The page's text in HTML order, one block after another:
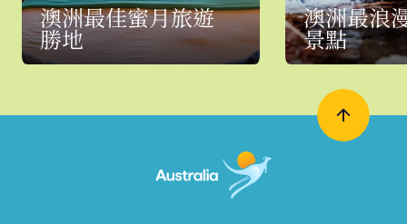
澳洲最佳蜜月旅遊
勝地
澳洲最浪
景點